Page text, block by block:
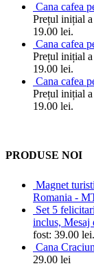
Cana cafea
Prețul inițial
19.00 lei.
Cana cafea
Prețul inițial
19.00 lei.
Cana cafea
Prețul inițial
19.00 lei.
PRODUSE NOI
Magnet
Romania -
Set 5
inclus,
fost: 39.00 lei.
Cana
29.00 lei